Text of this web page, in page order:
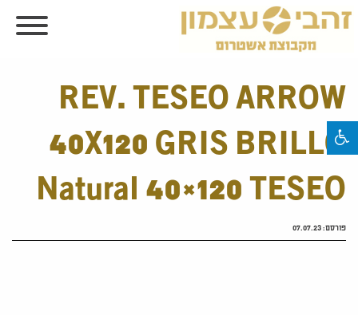
REV. TESEO ARROW
40X120 GRIS BRILLO
Natural 40×120 TESEO
פורסם:07.07.23